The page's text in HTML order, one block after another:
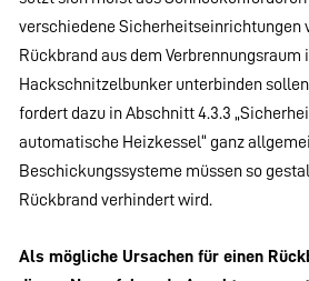
verschiedene Sicherheitseinrichtungen
Rückbrand aus dem Verbrennungsraum
Hackschnitzelbunker unterbinden
fordert dazu in Abschnitt 4.3.3
automatische Heizkessel“ ganz
Beschickungssysteme müssen so
Rückbrand verhindert wird.
Als mögliche Ursachen für einen